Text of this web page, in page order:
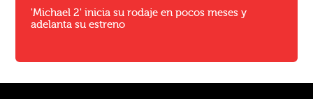
'Michael 2' inicia su rodaje en pocos meses y
adelanta su estreno